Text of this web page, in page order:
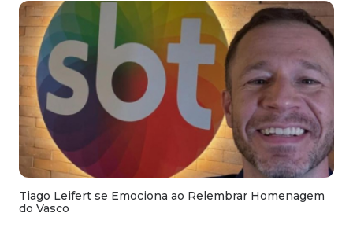
Tiago Leifert se Emociona ao Relembrar Homenagem
do Vasco